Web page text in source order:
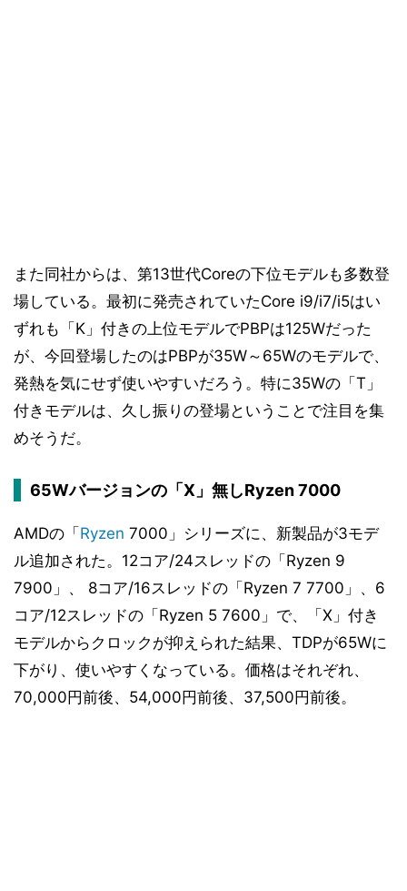
また同社からは、第13世代Coreの下位モデルも多数登
場している。最初に発売されていたCore i9/i7/i5はい
ずれも「K」付きの上位モデルでPBPは125Wだった
が、今回登場したのはPBPが35W～65Wのモデルで、
発熱を気にせず使いやすいだろう。特に35Wの「T」
付きモデルは、久し振りの登場ということで注目を集
めそうだ。
65Wバージョンの「X」無しRyzen 7000
AMDの「 Ryzen 7000」シリーズに、新製品が3モデ
ル追加された。12コア/24スレッドの「Ryzen 9
7900」、 8コア/16スレッドの「Ryzen 7 7700」、6
コア/12スレッドの「Ryzen 5 7600」で、「X」付き
モデルからクロックが抑えられた結果、TDPが65Wに
下がり、使いやすくなっている。価格はそれぞれ、
70,000円前後、54,000円前後、37,500円前後。